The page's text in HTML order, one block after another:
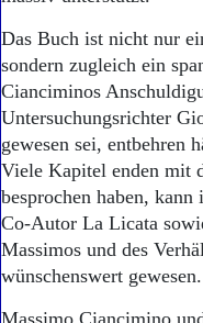
Das Buch ist nicht nur
sondern zugleich ein
Cianciminos
Untersuchungsrichter
gewesen sei, entbehren
Viele Kapitel enden mit
besprochen haben,
Co-Autor La Licata
Massimos und des
wünschenswert
Massimo Ciancimino